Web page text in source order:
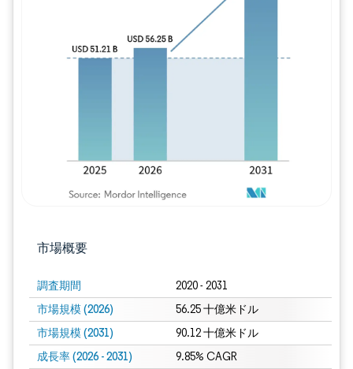
市場概要
調査期間 2020 - 2031
市場規模 (2026) 56.25 十億米ドル
市場規模 (2031) 90.12 十億米ドル
成長率 (2026 - 2031) 9.85% CAGR
画像 © Mordor Intelligence。再利用には